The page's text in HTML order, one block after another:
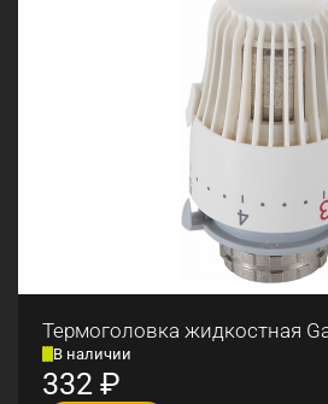
Термоголовка жидкостная
В наличии
332₽